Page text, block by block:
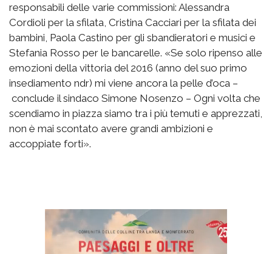
responsabili delle varie commissioni: Alessandra
Cordioli per la sfilata, Cristina Cacciari per la sfilata dei
bambini, Paola Castino per gli sbandieratori e musici e
Stefania Rosso per le bancarelle. «Se solo ripenso alle
emozioni della vittoria del 2016 (anno del suo primo
insediamento ndr) mi viene ancora la pelle d’oca –
conclude il sindaco Simone Nosenzo – Ogni volta che
scendiamo in piazza siamo tra i più temuti e apprezzati,
non è mai scontato avere grandi ambizioni e
accoppiate forti».